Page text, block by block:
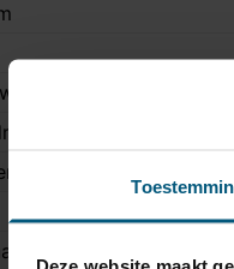
Deze website maakt